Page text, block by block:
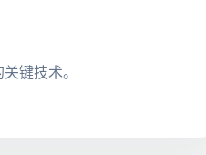
键技术。